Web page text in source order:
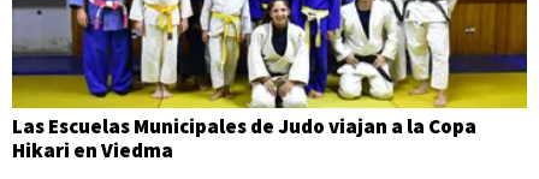
Las Escuelas Municipales de Judo viajan a la Copa
Hikari en Viedma